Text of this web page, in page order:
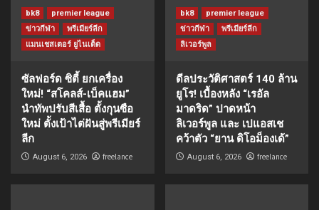
bk8
premier league
ข่าวกีฬา
พรีเมียร์ลีก
แมนเชสเตอร์ ยูไนเต็ด
ซัลฟอร์ด ซิตี้ ยกเครื่อง
ใหม่! “สโคลส์-เบ็คแฮม”
นำทัพปรับสีเสื้อ ตั้งกุนซือ
ใหม่ ตั้งเป้าไต่ฝันสู่พรีเมียร์
ลีก
August 6, 2026 freelance
bk8
premier league
ข่าวกีฬา
พรีเมียร์ลีก
ลิเวอร์พูล
ดีลประวัติศาสตร์ 140 ล้าน
ยูโร! เบื้องหลัง “เรอัล
มาดริด” ปาดหน้า
ลิเวอร์พูล และ เปแอสเช
คว้าตัว “ยาน ดิโอม็องเด้”
August 6, 2026 freelance